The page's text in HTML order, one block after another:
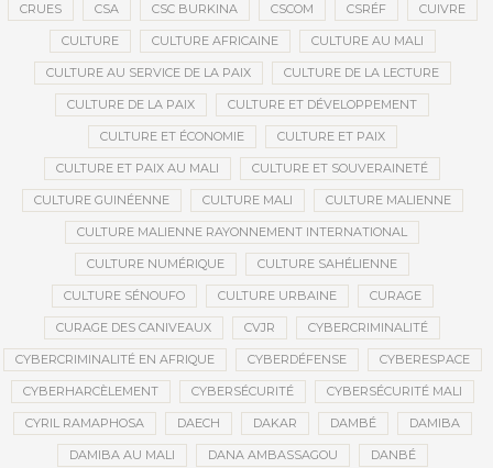
CRUES CSA CSC BURKINA CSCOM CSRÉF CUIVRE
CULTURE CULTURE AFRICAINE CULTURE AU MALI
CULTURE AU SERVICE DE LA PAIX CULTURE DE LA LECTURE
CULTURE DE LA PAIX CULTURE ET DÉVELOPPEMENT
CULTURE ET ÉCONOMIE CULTURE ET PAIX
CULTURE ET PAIX AU MALI CULTURE ET SOUVERAINETÉ
CULTURE GUINÉENNE CULTURE MALI CULTURE MALIENNE
CULTURE MALIENNE RAYONNEMENT INTERNATIONAL
CULTURE NUMÉRIQUE CULTURE SAHÉLIENNE
CULTURE SÉNOUFO CULTURE URBAINE CURAGE
CURAGE DES CANIVEAUX CVJR CYBERCRIMINALITÉ
CYBERCRIMINALITÉ EN AFRIQUE CYBERDÉFENSE CYBERESPACE
CYBERHARCÈLEMENT CYBERSÉCURITÉ CYBERSÉCURITÉ MALI
CYRIL RAMAPHOSA DAECH DAKAR DAMBÉ DAMIBA
DAMIBA AU MALI DANA AMBASSAGOU DANBÉ